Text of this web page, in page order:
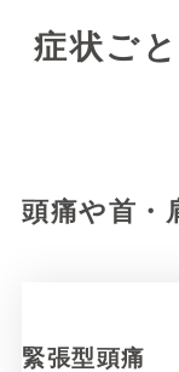
症状ご
頭痛や首・
緊張型頭痛